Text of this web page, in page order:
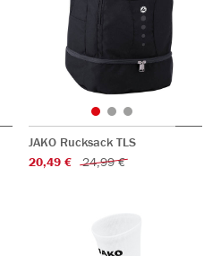
JAKO Rucksack TLS
20,49 €
24,99 €